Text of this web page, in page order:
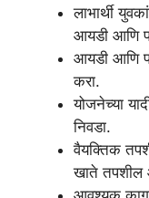
लाभार्थी
आयडी आणि
आयडी आणि
करा.
योजनेच्या
निवडा.
वैयक्तिक
खाते तपशील